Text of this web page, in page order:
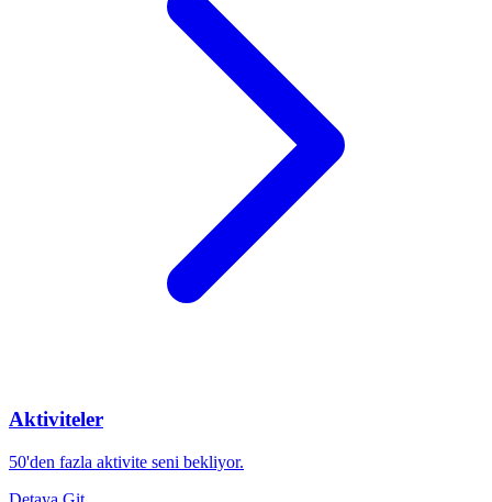
Aktiviteler
50'den fazla aktivite seni bekliyor.